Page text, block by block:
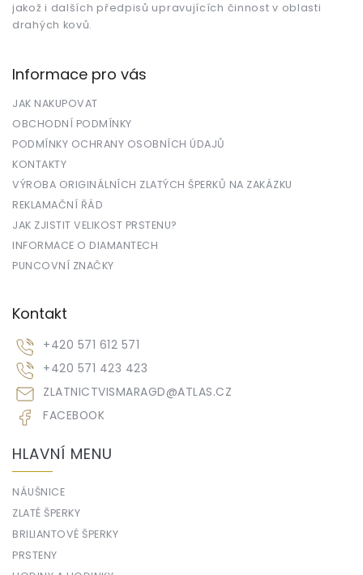
jakož i dalších předpisů upravujících činnost v oblasti
drahých kovů.
Informace pro vás
JAK NAKUPOVAT
OBCHODNÍ PODMÍNKY
PODMÍNKY OCHRANY OSOBNÍCH ÚDAJŮ
KONTAKTY
VÝROBA ORIGINÁLNÍCH ZLATÝCH ŠPERKŮ NA ZAKÁZKU
REKLAMAČNÍ ŘÁD
JAK ZJISTIT VELIKOST PRSTENU?
INFORMACE O DIAMANTECH
PUNCOVNÍ ZNAČKY
Kontakt
ZLATNICTVISMARAGD@ATLAS.CZ
+420 571 612 571
+420 571 423 423
FACEBOOK
HLAVNÍ MENU
NÁUŠNICE
ZLATÉ ŠPERKY
BRILIANTOVÉ ŠPERKY
PRSTENY